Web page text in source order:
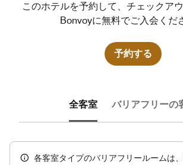
このホテルを予約して、チェックア
Bonvoyに無料でご入会くだ
予約する
全客室 バリアフリーの
各客室タイプのバリアフリールームは